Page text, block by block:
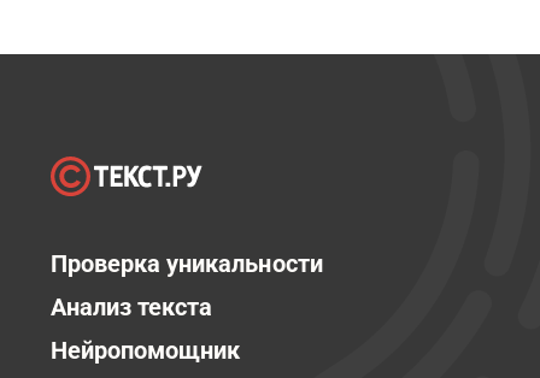
Проверка уникальности
Анализ текста
Нейропомощник